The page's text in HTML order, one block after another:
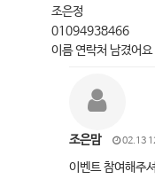
조은정
01094938466
이름 연락처 남겼어
조은맘 02.13
이벤트 참여해주